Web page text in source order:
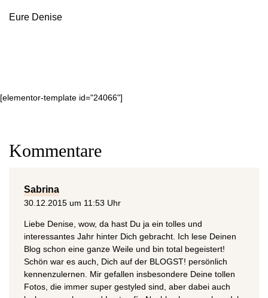
Eure Denise
[elementor-template id="24066"]
Kommentare
Sabrina
30.12.2015 um 11:53 Uhr
Liebe Denise, wow, da hast Du ja ein tolles und
interessantes Jahr hinter Dich gebracht. Ich lese Deinen
Blog schon eine ganze Weile und bin total begeistert!
Schön war es auch, Dich auf der BLOGST! persönlich
kennenzulernen. Mir gefallen insbesondere Deine tollen
Fotos, die immer super gestyled sind, aber dabei auch